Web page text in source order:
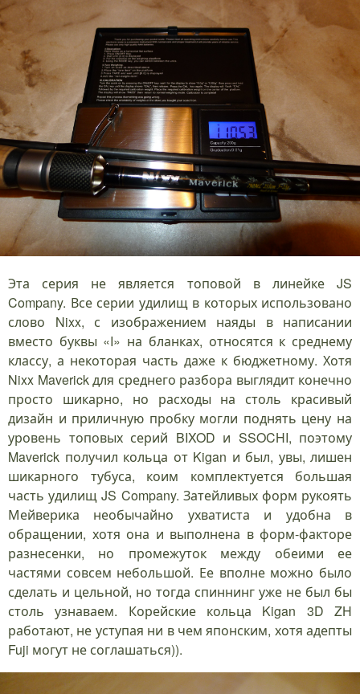
Эта серия не является топовой в линейке JS
Company. Все серии удилищ в которых использовано
слово Nixx, с изображением наяды в написании
вместо буквы «I» на бланках, относятся к среднему
классу, а некоторая часть даже к бюджетному. Хотя
Nixx Maverick для среднего разбора выглядит конечно
просто шикарно, но расходы на столь красивый
дизайн и приличную пробку могли поднять цену на
уровень топовых серий BIXOD и SSOCHI, поэтому
Maverick получил кольца от Kigan и был, увы, лишен
шикарного тубуса, коим комплектуется большая
часть удилищ JS Company. Затейливых форм рукоять
Мейверика необычайно ухватиста и удобна в
обращении, хотя она и выполнена в форм-факторе
разнесенки, но промежуток между обеими ее
частями совсем небольшой. Ее вполне можно было
сделать и цельной, но тогда спиннинг уже не был бы
столь узнаваем. Корейские кольца Kigan 3D ZH
работают, не уступая ни в чем японским, хотя адепты
Fuji могут не соглашаться)).